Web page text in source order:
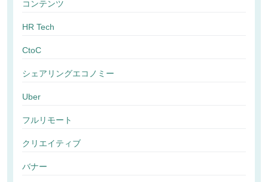
コンテンツ
HR Tech
CtoC
シェアリングエコノミー
Uber
フルリモート
クリエイティブ
バナー